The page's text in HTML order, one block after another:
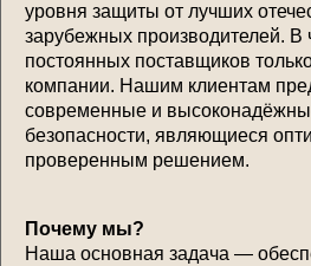
уровня защиты от лучших
зарубежных производителей. В
постоянных поставщиков
компании. Нашим клиентам
современные и
безопасности, являющиеся
проверенным решением.
Почему мы?
Наша основная задача —